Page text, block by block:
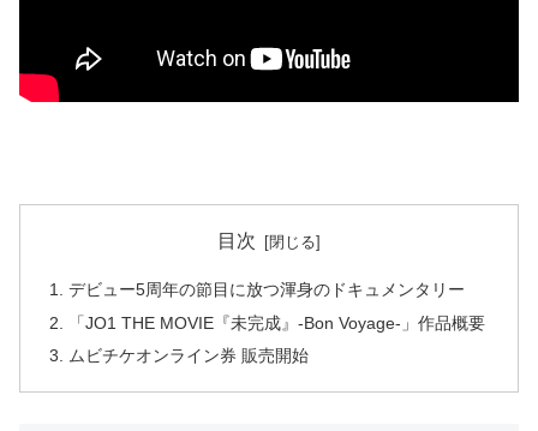
目次
デビュー5周年の節目に放つ渾身のドキュメンタリー
「JO1 THE MOVIE『未完成』-Bon Voyage-」作品概要
ムビチケオンライン券 販売開始